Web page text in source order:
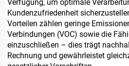
Verfügung, um optimale
Kundenzufriedenheit
Vorteilen zählen geringe
Verbindungen (VOC) sowie die
einzuschließen – dies trägt
Rechnung und gewährleistet